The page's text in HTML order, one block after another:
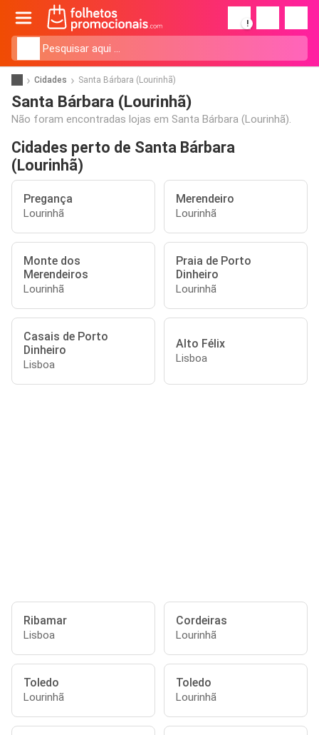
!
Cidades Santa Bárbara (Lourinhã)
Santa Bárbara (Lourinhã)
Não foram encontradas lojas em Santa Bárbara (Lourinhã).
Cidades perto de Santa Bárbara
(Lourinhã)
Pregança
Lourinhã
Merendeiro
Lourinhã
Monte dos
Merendeiros
Lourinhã
Praia de Porto
Dinheiro
Lourinhã
Casais de Porto
Dinheiro
Lisboa
Alto Félix
Lisboa
Ribamar
Lisboa
Cordeiras
Lourinhã
Toledo
Lourinhã
Toledo
Lourinhã